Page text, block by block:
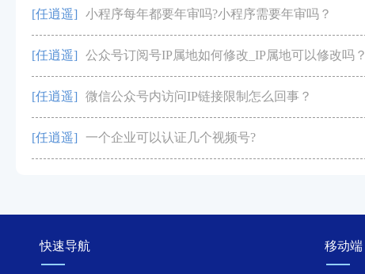
[任逍遥] 小程序每年都要年审吗?小程序需要年审吗？
[任逍遥] 公众号订阅号IP属地如何修改_IP属地可以修改吗？
[任逍遥] 微信公众号内访问IP链接限制怎么回事？
[任逍遥] 一个企业可以认证几个视频号?
快速导航 移动端